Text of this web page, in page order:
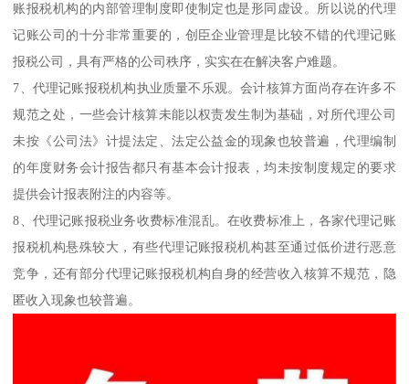
账报税机构的内部管理制度即使制定也是形同虚设。所以说的代理
记账公司的十分非常重要的，创臣企业管理是比较不错的代理记账
报税公司，具有严格的公司秩序，实实在在解决客户难题。
7、代理记账报税机构执业质量不乐观。会计核算方面尚存在许多不
规范之处，一些会计核算未能以权责发生制为基础，对所代理公司
未按《公司法》计提法定、法定公益金的现象也较普遍，代理编制
的年度财务会计报告都只有基本会计报表，均未按制度规定的要求
提供会计报表附注的内容等。
8、代理记账报税业务收费标准混乱。在收费标准上，各家代理记账
报税机构悬殊较大，有些代理记账报税机构甚至通过低价进行恶意
竞争，还有部分代理记账报税机构自身的经营收入核算不规范，隐
匿收入现象也较普遍。